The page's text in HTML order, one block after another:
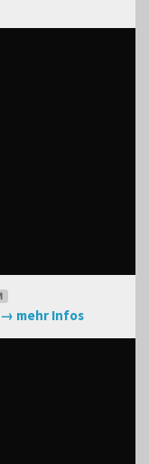
→ mehr Infos